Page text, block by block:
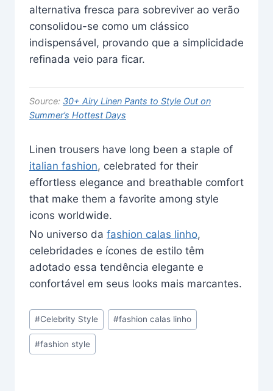
alternativa fresca para sobreviver ao verão
consolidou-se como um clássico
indispensável, provando que a simplicidade
refinada veio para ficar.
Source: 30+ Airy Linen Pants to Style Out on
Summer’s Hottest Days
Linen trousers have long been a staple of
italian fashion, celebrated for their
effortless elegance and breathable comfort
that make them a favorite among style
icons worldwide.
No universo da fashion calas linho,
celebridades e ícones de estilo têm
adotado essa tendência elegante e
confortável em seus looks mais marcantes.
Post
Tags:
#Celebrity Style #fashion calas linho
#fashion style